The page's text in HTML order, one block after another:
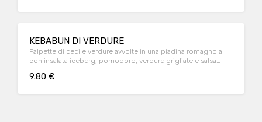
KEBABUN DI VERDURE
Palpette di ceci e verdure avvolte in una piadina romagnola
con insalata iceberg, pomodoro, verdure grigliate e salsa
9.80 €